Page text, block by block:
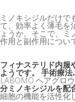
ミノキシジルだけ
て、効率よく薄毛を
ょうか。そこで、
作用と副作用につい
フィナステリド内服
ようです。 手術療法.
LABOMO ヘアグロ
分ミノキシジルを配
細胞の機能を活性化